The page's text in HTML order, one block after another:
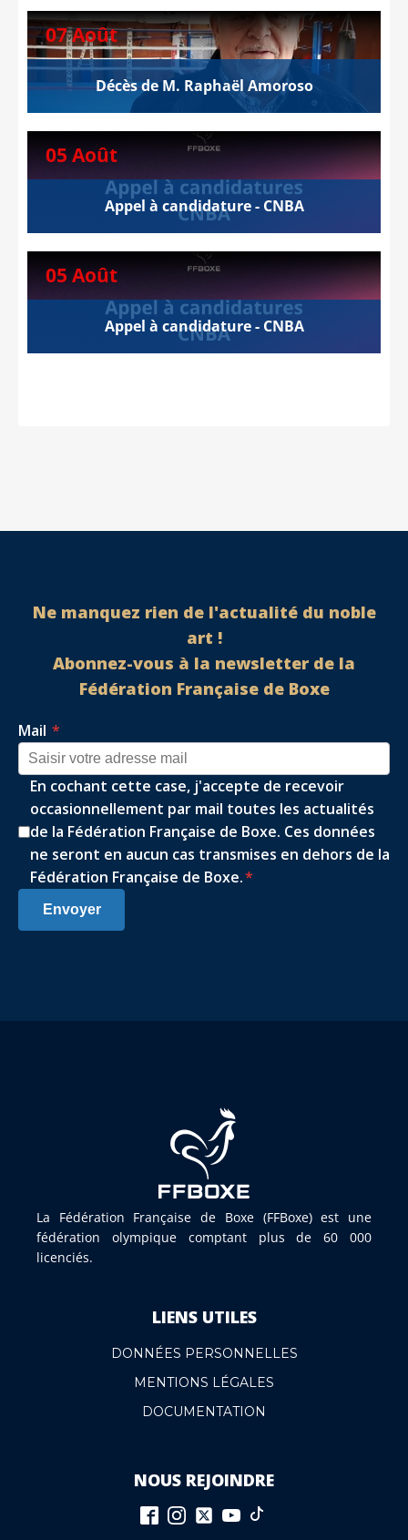
07 Août
Décès de M. Raphaël Amoroso
05 Août
Appel à candidature - CNBA
05 Août
Appel à candidature - CNBA
Ne manquez rien de l'actualité du noble
art !
Abonnez-vous à la newsletter de la
Fédération Française de Boxe
Mail *
En cochant cette case, j'accepte de recevoir
occasionnellement par mail toutes les actualités
de la Fédération Française de Boxe. Ces données
ne seront en aucun cas transmises en dehors de la
Fédération Française de Boxe.*
Envoyer
La Fédération Française de Boxe (FFBoxe) est une
fédération olympique comptant plus de 60 000
licenciés.
LIENS UTILES
DONNÉES PERSONNELLES
MENTIONS LÉGALES
DOCUMENTATION
NOUS REJOINDRE